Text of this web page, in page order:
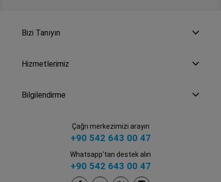
Bizi Tanıyın
Hizmetlerimiz
Bilgilendirme
Çağrı merkezimizi arayın
+90 542 643 00 47
Whatsapp'tan destek alın
+90 542 643 00 47